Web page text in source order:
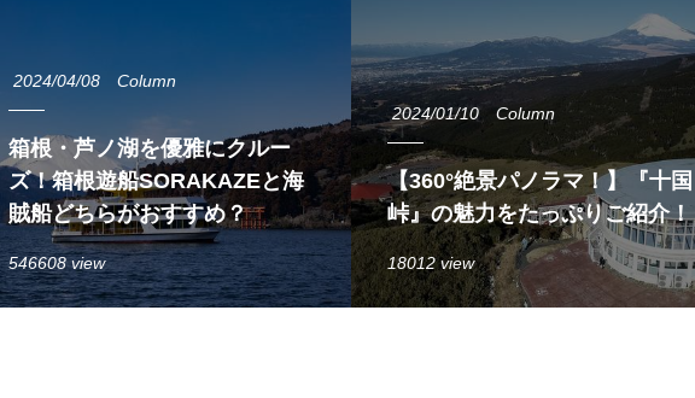
2024/04/08 Column
箱根・芦ノ湖を優雅にクルー
ズ！箱根遊船SORAKAZEと海
賊船どちらがおすすめ？
546608 view
2024/01/10 Column
【360°絶景パノラマ！】『十国
峠』の魅力をたっぷりご紹介！
18012 view